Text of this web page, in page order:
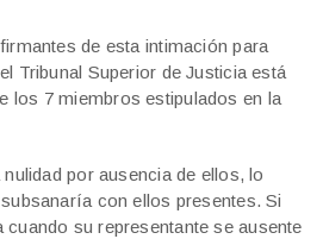
de esta intimación para
Tribunal Superior de Justicia está
los 7 miembros estipulados en la
por ausencia de ellos, lo
con ellos presentes. Si
su representante se ausente